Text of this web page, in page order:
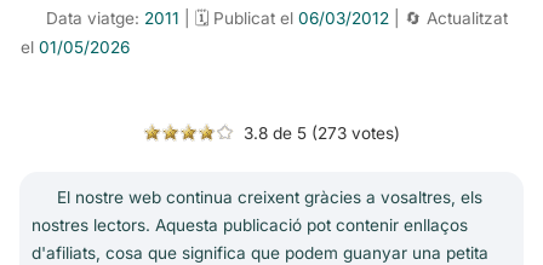
Data viatge: 2011 | 🗓️ Publicat el 06/03/2012 | 🔄 Actualitzat
el 01/05/2026
3.8 de 5 (273 votes)
El nostre web continua creixent gràcies a vosaltres, els
nostres lectors. Aquesta publicació pot contenir enllaços
d'afiliats, cosa que significa que podem guanyar una petita